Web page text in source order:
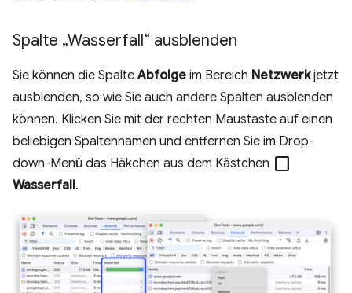
Spalte „Wasserfall“ ausblenden
Sie können die SpalteAbfolge im Bereich Netzwerkjetzt
ausblenden, so wie Sie auch andere Spalten ausblenden
können. Klicken Sie mit der rechten Maustaste auf einen
beliebigen Spaltennamen und entfernen Sie im Drop-
down-Menü das Häkchen aus dem Kästchen check_box_outline_blank
Wasserfall.